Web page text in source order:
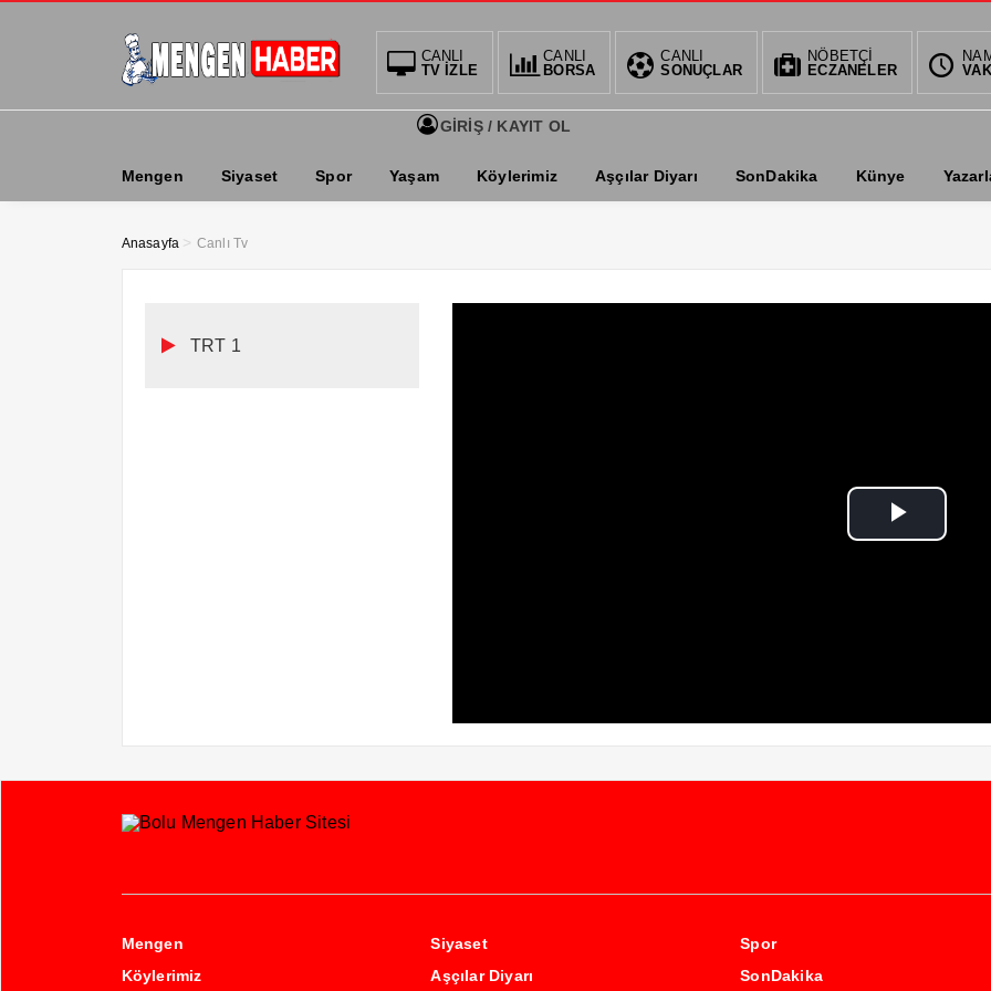
CANLI
TV İZLE
CANLI
BORSA
CANLI
SONUÇLAR
NÖBETÇİ
ECZANELER
BIST
0.61% 1.359,55
DOLAR
% 34,6794
EURO
% 36,7102 %-
GİRİŞ / KAYIT OL
Mengen Siyaset Spor Yaşam Köylerimiz Aşçılar Diyarı SonDakika Künye
Anasayfa > Canlı Tv
TRT 1
Play
Mengen Siyaset Spor
Köylerimiz
Aşçılar Diyarı SonDakika